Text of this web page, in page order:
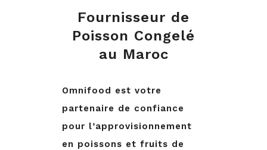
Fournisseur de
Poisson Congelé
au Maroc
Omnifood est votre
partenaire de confiance
pour l’approvisionnement
en poissons et fruits de